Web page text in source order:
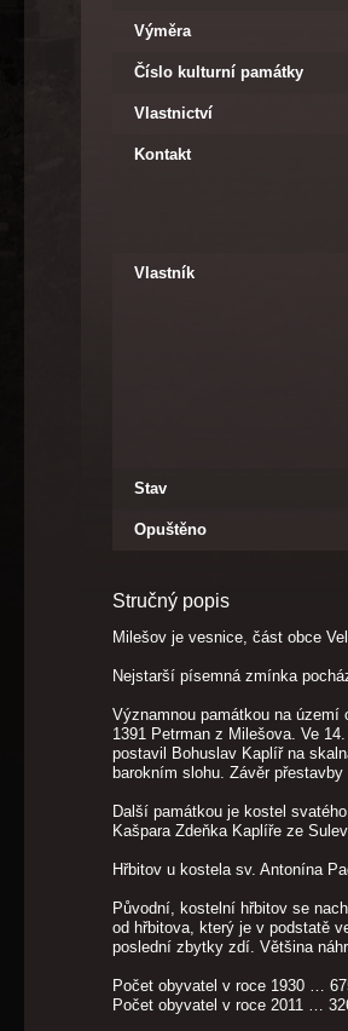
Výměra
Číslo kulturní památky
Vlastnictví
Kontakt
Vlastník
Stav
Opuštěno
Stručný popis
Milešov je vesnice, část obce
Nejstarší písemná zmínka
Významnou památkou na
1391 Petrman z Milešova. Ve
postavil Bohuslav Kaplíř na
barokním slohu. Závěr
Další památkou je kostel
Kašpara Zdeňka Kaplíře ze
Hřbitov u kostela sv. Antonína
Původní, kostelní hřbitov se
od hřbitova, který je v podstatě
poslední zbytky zdí. Většina
Počet obyvatel v roce 1930 …
Počet obyvatel v roce 2011 …